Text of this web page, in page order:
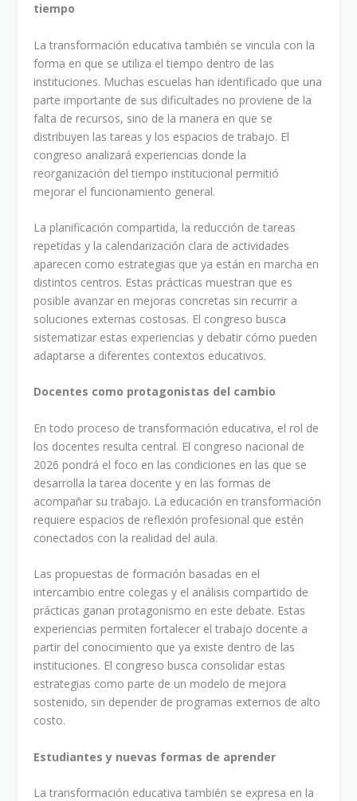
tiempo
La transformación educativa también se vincula con la
forma en que se utiliza el tiempo dentro de las
instituciones. Muchas escuelas han identificado que una
parte importante de sus dificultades no proviene de la
falta de recursos, sino de la manera en que se
distribuyen las tareas y los espacios de trabajo. El
congreso analizará experiencias donde la
reorganización del tiempo institucional permitió
mejorar el funcionamiento general.
La planificación compartida, la reducción de tareas
repetidas y la calendarización clara de actividades
aparecen como estrategias que ya están en marcha en
distintos centros. Estas prácticas muestran que es
posible avanzar en mejoras concretas sin recurrir a
soluciones externas costosas. El congreso busca
sistematizar estas experiencias y debatir cómo pueden
adaptarse a diferentes contextos educativos.
Docentes como protagonistas del cambio
En todo proceso de transformación educativa, el rol de
los docentes resulta central. El congreso nacional de
2026 pondrá el foco en las condiciones en las que se
desarrolla la tarea docente y en las formas de
acompañar su trabajo. La educación en transformación
requiere espacios de reflexión profesional que estén
conectados con la realidad del aula.
Las propuestas de formación basadas en el
intercambio entre colegas y el análisis compartido de
prácticas ganan protagonismo en este debate. Estas
experiencias permiten fortalecer el trabajo docente a
partir del conocimiento que ya existe dentro de las
instituciones. El congreso busca consolidar estas
estrategias como parte de un modelo de mejora
sostenido, sin depender de programas externos de alto
costo.
Estudiantes y nuevas formas de aprender
La transformación educativa también se expresa en la